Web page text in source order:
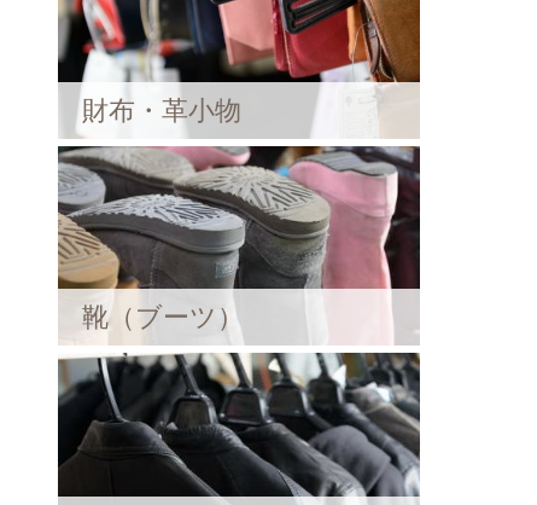
財布・革小物
靴（ブーツ）